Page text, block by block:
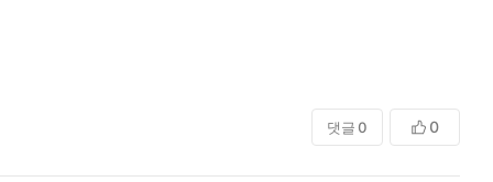
댓글 0 0